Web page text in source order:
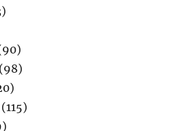
(98)
(115)